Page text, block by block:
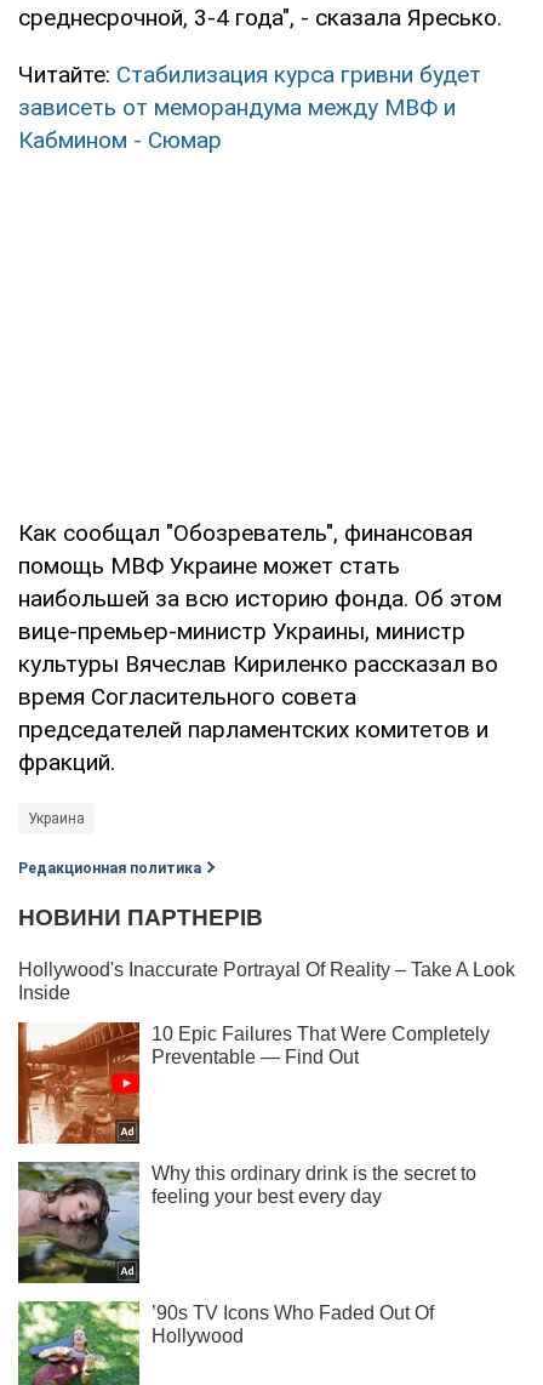
среднесрочной, 3-4 года", - сказала Яресько.
Читайте: Стабилизация курса гривни будет
зависеть от меморандума между МВФ и
Кабмином - Сюмар
Как сообщал "Обозреватель", финансовая
помощь МВФ Украине может стать
наибольшей за всю историю фонда. Об этом
вице-премьер-министр Украины, министр
культуры Вячеслав Кириленко рассказал во
время Согласительного совета
председателей парламентских комитетов и
фракций.
Украина
Редакционная политика